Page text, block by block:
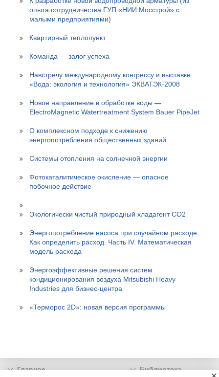
опыта сотрудничества ГУП «НИИ Мосстрой» с
малыми предприятиями)
Квартирный теплопункт
Команда — залог успеха
Навстречу международному конгрессу и выставке
«Вода: экология и технология» ЭКВАТЭК-2008
Новое направление в обработке воды —
ElectroMagnetic Watertreatment System Bauer PipeJet
О комплексном подходе к снижению
энергопотребления общественных зданий
Системы отопления на солнечной энергии
Фотокаталитическое окисление — опасное
побочное действие
Экологически чистый природный хладагент СО2
Энергопотребление насоса при случайном расходе.
Как определить расход. Часть IV. Математическая
модель расхода
Энергоэффективные решения систем
кондиционирования воздуха Mitsubishi Heavy
Industries для бизнес-центра
«Терморос 2D»: новая версия программы
Главное Библиотека